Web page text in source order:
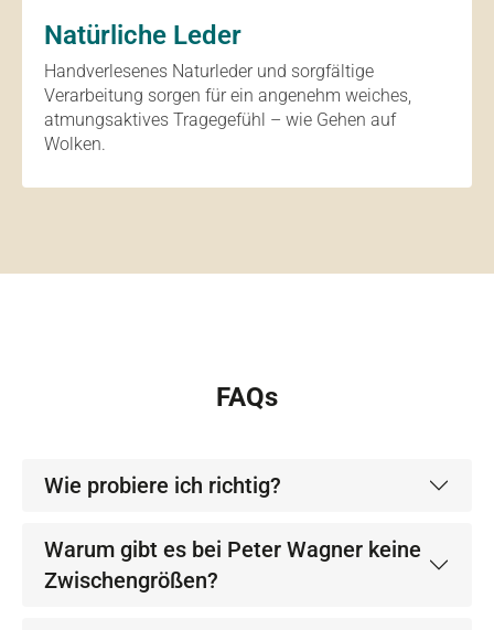
Natürliche Leder
Handverlesenes Naturleder und sorgfältige
Verarbeitung sorgen für ein angenehm weiches,
atmungsaktives Tragegefühl – wie Gehen auf
Wolken.
FAQs
Wie probiere ich richtig?
Warum gibt es bei Peter Wagner keine
Zwischengrößen?